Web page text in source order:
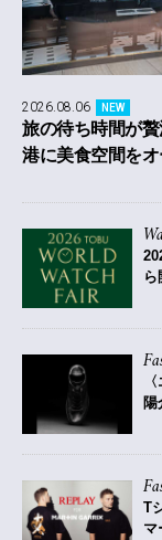
2026.08.06 NEW
旅の待ち時間が
港に美食空間をオ
ら
陽
T
マ